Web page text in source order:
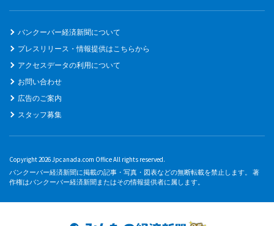
バンクーバー経済新聞について
プレスリリース・情報提供はこちらから
アクセスデータの利用について
お問い合わせ
広告のご案内
スタッフ募集
Copyright 2026 Jpcanada.com Office All rights reserved.
バンクーバー経済新聞に掲載の記事・写真・図表などの無断転載を禁止します。 著
作権はバンクーバー経済新聞またはその情報提供者に属します。